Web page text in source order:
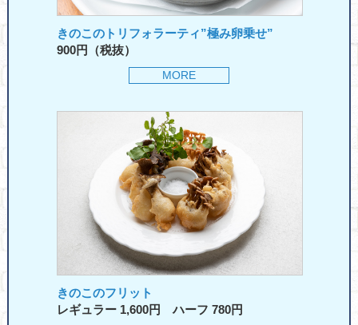
きのこのトリフォラーティ”極み卵乗せ”
900円（税抜）
MORE
きのこのフリット
レギュラー 1,600円 ハーフ 780円